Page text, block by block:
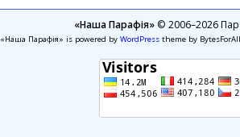
«Наша Парафія»© 2006–2026
«Наша Парафія» is powered by WordPresstheme by